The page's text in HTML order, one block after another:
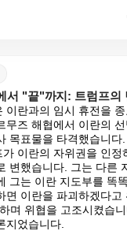
서 "끝"까지: 트럼프의
이란과의 임시 휴전을
무즈 해협에서 이란의
목표물을 타격했습니
이란의 자위권을 인
변했습니다. 그는 다른
그는 이란 지도부를 똑
면 이란을 파괴하겠다
며 위협을 고조시켰습
지었습니다.